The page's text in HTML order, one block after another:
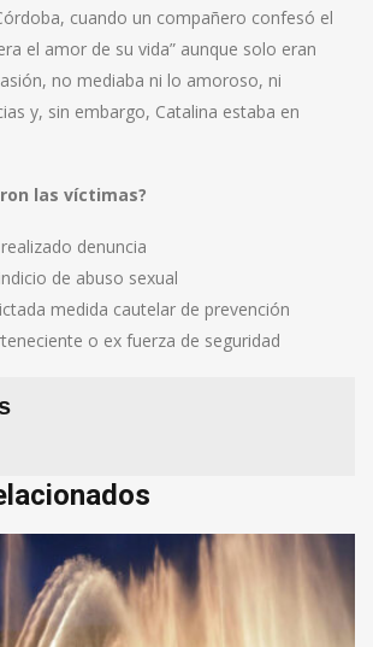
cuando un compañero confesó el
el amor de su vida” aunque solo eran
no mediaba ni lo amoroso, ni
y, sin embargo, Catalina estaba en
las víctimas?
denuncia
de abuso sexual
medida cautelar de prevención
o ex fuerza de seguridad